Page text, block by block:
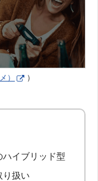
） ）
ハイブリッド型
り扱い